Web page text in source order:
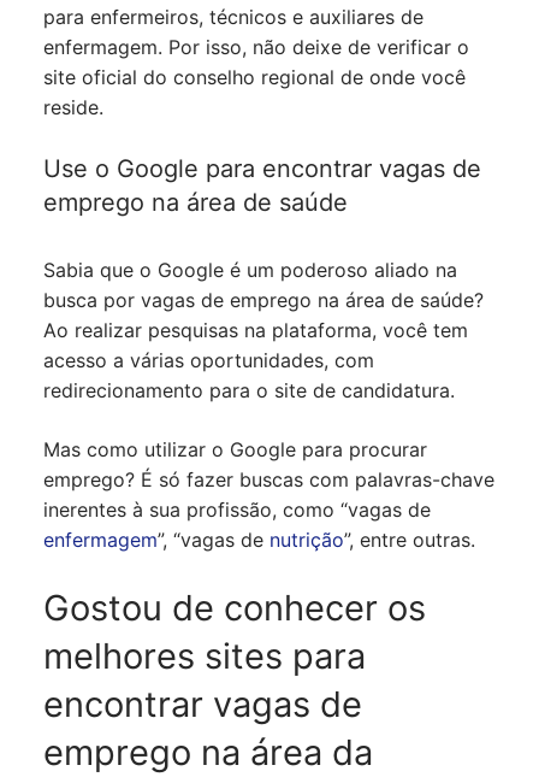
para enfermeiros, técnicos e auxiliares de
enfermagem. Por isso, não deixe de verificar o
site oficial do conselho regional de onde você
reside.
Use o Google para encontrar vagas de
emprego na área de saúde
Sabia que o Google é um poderoso aliado na
busca por vagas de emprego na área de saúde?
Ao realizar pesquisas na plataforma, você tem
acesso a várias oportunidades, com
redirecionamento para o site de candidatura.
Mas como utilizar o Google para procurar
emprego? É só fazer buscas com palavras-chave
inerentes à sua profissão, como “vagas de
enfermagem”, “vagas de nutrição”, entre outras.
Gostou de conhecer os
melhores sites para
encontrar vagas de
emprego na área da